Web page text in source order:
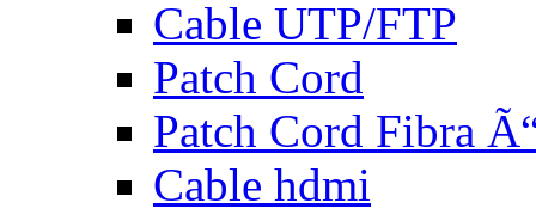
Cable UTP/FTP
Patch Cord
Patch Cord Fibra
Cable hdmi